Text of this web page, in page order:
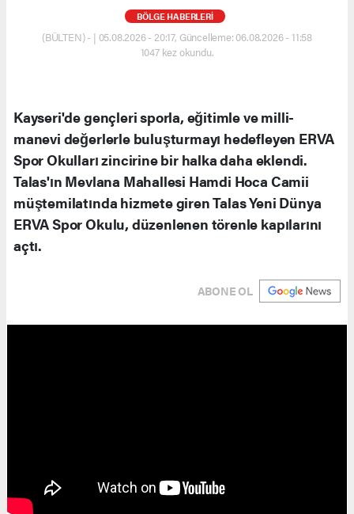
BÖLGE HABERLERİ
(BÜLTEN) - | 05.08.2026 - 20:17, Güncelleme: 06.08.2026 - 11:58
1047 kez okundu.
Kayseri'de gençleri sporla, eğitimle ve milli-
manevi değerlerle buluşturmayı hedefleyen ERVA
Spor Okulları zincirine bir halka daha eklendi.
Talas'ın Mevlana Mahallesi Hamdi Hoca Camii
müştemilatında hizmete giren Talas Yeni Dünya
ERVA Spor Okulu, düzenlenen törenle kapılarını
açtı.
ABONE OL